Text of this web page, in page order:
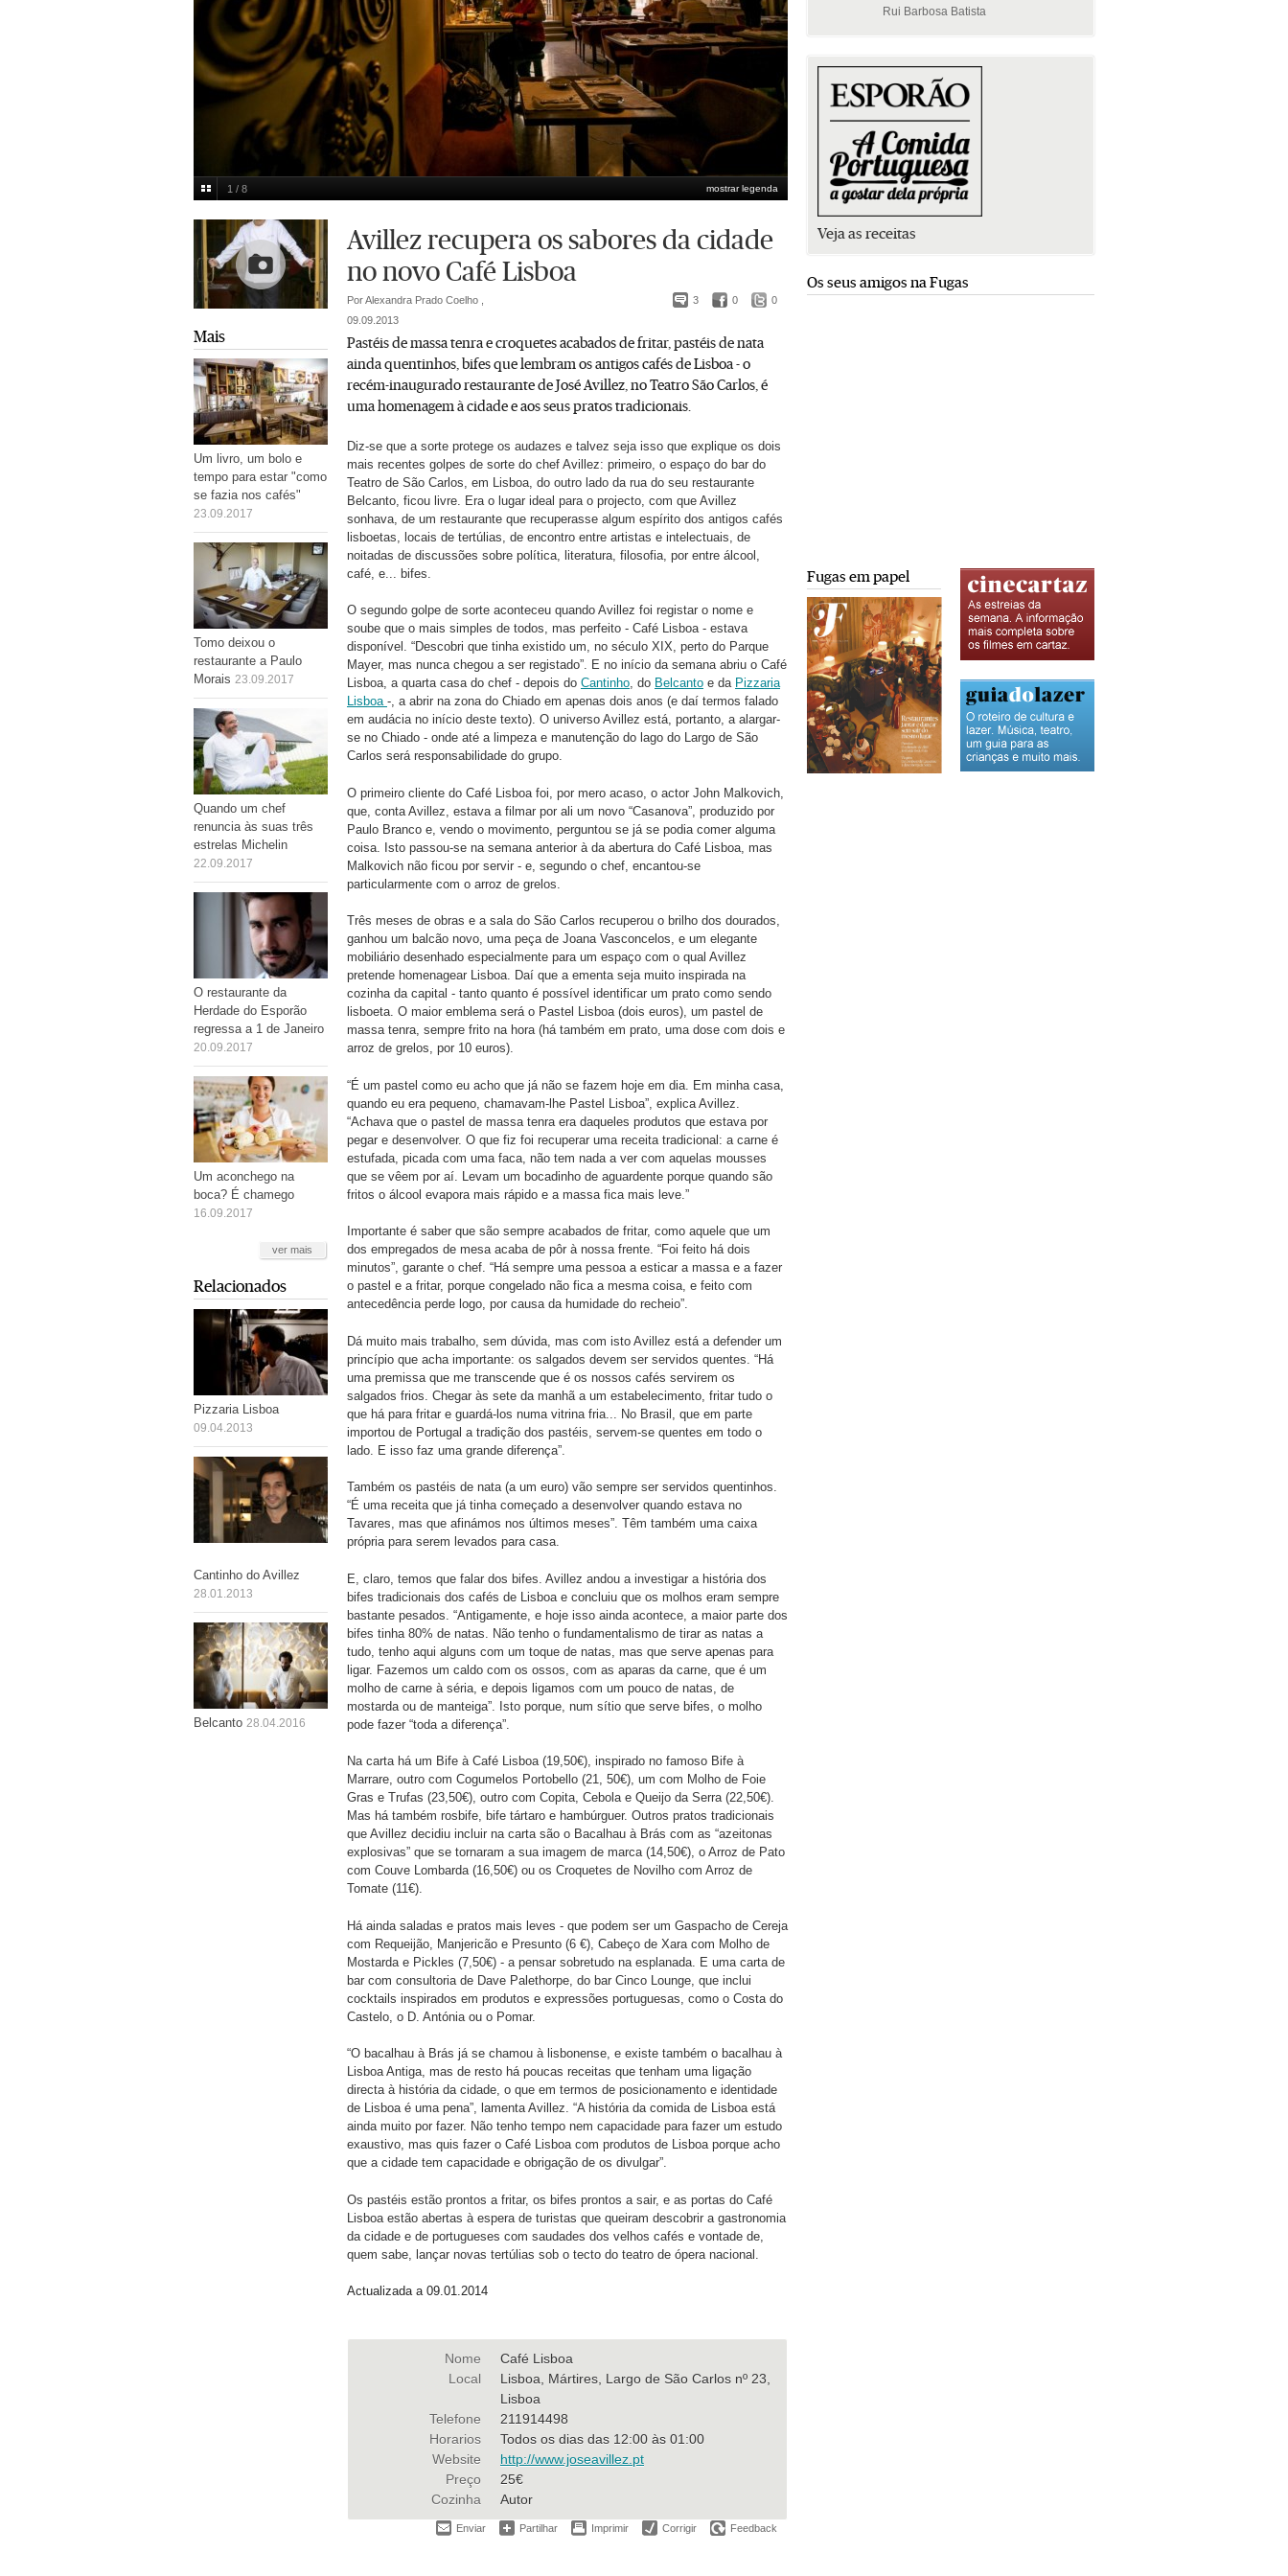
Daniel Rocha
mostrar legenda
1 / 8
Multimedia
Mais
Um livro, um bolo e
tempo para estar "como
se fazia nos cafés"
23.09.2017
Tomo deixou o
restaurante a Paulo
Morais 23.09.2017
Quando um chef
renuncia às suas três
estrelas Michelin
22.09.2017
O restaurante da
Herdade do Esporão
regressa a 1 de Janeiro
20.09.2017
Um aconchego na
boca? É chamego
16.09.2017
ver mais
Relacionados
Pizzaria Lisboa
09.04.2013
Cantinho do Avillez
28.01.2013
Belcanto 28.04.2016
Avillez recupera os sabores da cidade
no novo Café Lisboa
3 0 0
Por Alexandra Prado Coelho ,
09.09.2013
Pastéis de massa tenra e croquetes acabados de fritar, pastéis de nata
ainda quentinhos, bifes que lembram os antigos cafés de Lisboa - o
recém-inaugurado restaurante de José Avillez, no Teatro São Carlos, é
uma homenagem à cidade e aos seus pratos tradicionais.
Diz-se que a sorte protege os audazes e talvez seja isso que explique os dois
mais recentes golpes de sorte do chef Avillez: primeiro, o espaço do bar do
Teatro de São Carlos, em Lisboa, do outro lado da rua do seu restaurante
Belcanto, ficou livre. Era o lugar ideal para o projecto, com que Avillez
sonhava, de um restaurante que recuperasse algum espírito dos antigos cafés
lisboetas, locais de tertúlias, de encontro entre artistas e intelectuais, de
noitadas de discussões sobre política, literatura, filosofia, por entre álcool,
café, e... bifes.
O segundo golpe de sorte aconteceu quando Avillez foi registar o nome e
soube que o mais simples de todos, mas perfeito - Café Lisboa - estava
disponível. “Descobri que tinha existido um, no século XIX, perto do Parque
Mayer, mas nunca chegou a ser registado”. E no início da semana abriu o Café
Lisboa, a quarta casa do chef - depois do Cantinho, do Belcanto e da Pizzaria
Lisboa -, a abrir na zona do Chiado em apenas dois anos (e daí termos falado
em audácia no início deste texto). O universo Avillez está, portanto, a alargar-
se no Chiado - onde até a limpeza e manutenção do lago do Largo de São
Carlos será responsabilidade do grupo.
O primeiro cliente do Café Lisboa foi, por mero acaso, o actor John Malkovich,
que, conta Avillez, estava a filmar por ali um novo “Casanova”, produzido por
Paulo Branco e, vendo o movimento, perguntou se já se podia comer alguma
coisa. Isto passou-se na semana anterior à da abertura do Café Lisboa, mas
Malkovich não ficou por servir - e, segundo o chef, encantou-se
particularmente com o arroz de grelos.
Três meses de obras e a sala do São Carlos recuperou o brilho dos dourados,
ganhou um balcão novo, uma peça de Joana Vasconcelos, e um elegante
mobiliário desenhado especialmente para um espaço com o qual Avillez
pretende homenagear Lisboa. Daí que a ementa seja muito inspirada na
cozinha da capital - tanto quanto é possível identificar um prato como sendo
lisboeta. O maior emblema será o Pastel Lisboa (dois euros), um pastel de
massa tenra, sempre frito na hora (há também em prato, uma dose com dois e
arroz de grelos, por 10 euros).
“É um pastel como eu acho que já não se fazem hoje em dia. Em minha casa,
quando eu era pequeno, chamavam-lhe Pastel Lisboa”, explica Avillez.
“Achava que o pastel de massa tenra era daqueles produtos que estava por
pegar e desenvolver. O que fiz foi recuperar uma receita tradicional: a carne é
estufada, picada com uma faca, não tem nada a ver com aquelas mousses
que se vêem por aí. Levam um bocadinho de aguardente porque quando são
fritos o álcool evapora mais rápido e a massa fica mais leve.”
Importante é saber que são sempre acabados de fritar, como aquele que um
dos empregados de mesa acaba de pôr à nossa frente. “Foi feito há dois
minutos”, garante o chef. “Há sempre uma pessoa a esticar a massa e a fazer
o pastel e a fritar, porque congelado não fica a mesma coisa, e feito com
antecedência perde logo, por causa da humidade do recheio”.
Dá muito mais trabalho, sem dúvida, mas com isto Avillez está a defender um
princípio que acha importante: os salgados devem ser servidos quentes. “Há
uma premissa que me transcende que é os nossos cafés servirem os
salgados frios. Chegar às sete da manhã a um estabelecimento, fritar tudo o
que há para fritar e guardá-los numa vitrina fria... No Brasil, que em parte
importou de Portugal a tradição dos pastéis, servem-se quentes em todo o
lado. E isso faz uma grande diferença”.
Também os pastéis de nata (a um euro) vão sempre ser servidos quentinhos.
“É uma receita que já tinha começado a desenvolver quando estava no
Tavares, mas que afinámos nos últimos meses”. Têm também uma caixa
própria para serem levados para casa.
E, claro, temos que falar dos bifes. Avillez andou a investigar a história dos
bifes tradicionais dos cafés de Lisboa e concluiu que os molhos eram sempre
bastante pesados. “Antigamente, e hoje isso ainda acontece, a maior parte dos
bifes tinha 80% de natas. Não tenho o fundamentalismo de tirar as natas a
tudo, tenho aqui alguns com um toque de natas, mas que serve apenas para
ligar. Fazemos um caldo com os ossos, com as aparas da carne, que é um
molho de carne à séria, e depois ligamos com um pouco de natas, de
mostarda ou de manteiga”. Isto porque, num sítio que serve bifes, o molho
pode fazer “toda a diferença”.
Na carta há um Bife à Café Lisboa (19,50€), inspirado no famoso Bife à
Marrare, outro com Cogumelos Portobello (21, 50€), um com Molho de Foie
Gras e Trufas (23,50€), outro com Copita, Cebola e Queijo da Serra (22,50€).
Mas há também rosbife, bife tártaro e hambúrguer. Outros pratos tradicionais
que Avillez decidiu incluir na carta são o Bacalhau à Brás com as “azeitonas
explosivas” que se tornaram a sua imagem de marca (14,50€), o Arroz de Pato
com Couve Lombarda (16,50€) ou os Croquetes de Novilho com Arroz de
Tomate (11€).
Há ainda saladas e pratos mais leves - que podem ser um Gaspacho de Cereja
com Requeijão, Manjericão e Presunto (6 €), Cabeço de Xara com Molho de
Mostarda e Pickles (7,50€) - a pensar sobretudo na esplanada. E uma carta de
bar com consultoria de Dave Palethorpe, do bar Cinco Lounge, que inclui
cocktails inspirados em produtos e expressões portuguesas, como o Costa do
Castelo, o D. Antónia ou o Pomar.
“O bacalhau à Brás já se chamou à lisbonense, e existe também o bacalhau à
Lisboa Antiga, mas de resto há poucas receitas que tenham uma ligação
directa à história da cidade, o que em termos de posicionamento e identidade
de Lisboa é uma pena”, lamenta Avillez. “A história da comida de Lisboa está
ainda muito por fazer. Não tenho tempo nem capacidade para fazer um estudo
exaustivo, mas quis fazer o Café Lisboa com produtos de Lisboa porque acho
que a cidade tem capacidade e obrigação de os divulgar”.
Os pastéis estão prontos a fritar, os bifes prontos a sair, e as portas do Café
Lisboa estão abertas à espera de turistas que queiram descobrir a gastronomia
da cidade e de portugueses com saudades dos velhos cafés e vontade de,
quem sabe, lançar novas tertúlias sob o tecto do teatro de ópera nacional.
Actualizada a 09.01.2014
Nome
Café Lisboa
Local
Lisboa, Mártires, Largo de São Carlos nº 23,
Lisboa
Telefone
211914498
Horarios
Todos os dias das 12:00 às 01:00
Website
http://www.joseavillez.pt
Preço
25€
Cozinha
Autor
Enviar Partilhar Imprimir Corrigir Feedback
Rui Barbosa Batista
Veja as receitas
Os seus amigos na Fugas
Fugas em papel